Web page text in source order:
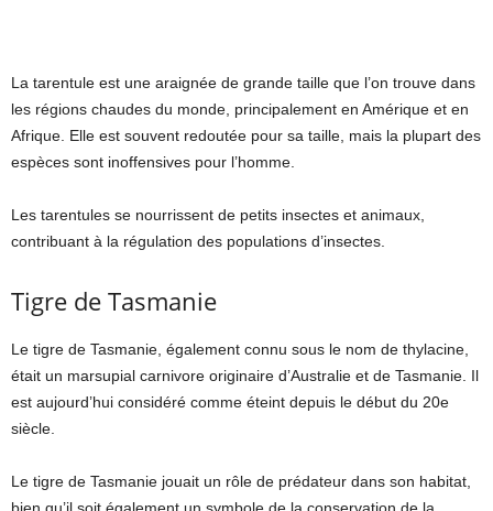
La tarentule est une araignée de grande taille que l’on trouve dans
les régions chaudes du monde, principalement en Amérique et en
Afrique. Elle est souvent redoutée pour sa taille, mais la plupart des
espèces sont inoffensives pour l’homme.
Les tarentules se nourrissent de petits insectes et animaux,
contribuant à la régulation des populations d’insectes.
Tigre de Tasmanie
Le tigre de Tasmanie, également connu sous le nom de thylacine,
était un marsupial carnivore originaire d’Australie et de Tasmanie. Il
est aujourd’hui considéré comme éteint depuis le début du 20e
siècle.
Le tigre de Tasmanie jouait un rôle de prédateur dans son habitat,
bien qu’il soit également un symbole de la conservation de la